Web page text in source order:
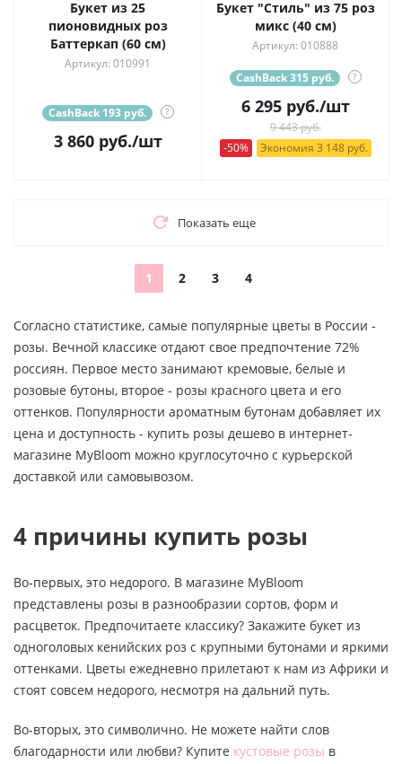
Букет из 25
пионовидных роз
Баттеркап (60 см)
Артикул: 010991
CashBack 193 руб. ?
3 860руб./шт
Букет "Стиль" из 75 роз
микс (40 см)
Артикул: 010888
CashBack 315 руб. ?
6 295руб./шт
9 443 руб.
-50%
Экономия 3 148 руб.
Показать еще
1 2 3 4
Согласно статистике, самые популярные цветы в России -
розы. Вечной классике отдают свое предпочтение 72%
россиян. Первое место занимают кремовые, белые и
розовые бутоны, второе - розы красного цвета и его
оттенков. Популярности ароматным бутонам добавляет их
цена и доступность - купить розы дешево в интернет-
магазине MyBloom можно круглосуточно с курьерской
доставкой или самовывозом.
4 причины купить розы
Во-первых, это недорого. В магазине MyBloom
представлены розы в разнообразии сортов, форм и
расцветок. Предпочитаете классику? Закажите букет из
одноголовых кенийских роз с крупными бутонами и яркими
оттенками. Цветы ежедневно прилетают к нам из Африки и
стоят совсем недорого, несмотря на дальний путь.
Во-вторых, это символично. Не можете найти слов
благодарности или любви? Купите кустовые розы в